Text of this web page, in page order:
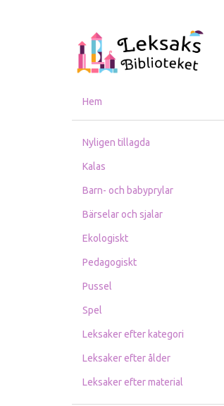
Hem
Nyligen tillagda
Kalas
Barn- och babyprylar
Bärselar och sjalar
Ekologiskt
Pedagogiskt
Pussel
Spel
Leksaker efter kategori
Leksaker efter ålder
Leksaker efter material